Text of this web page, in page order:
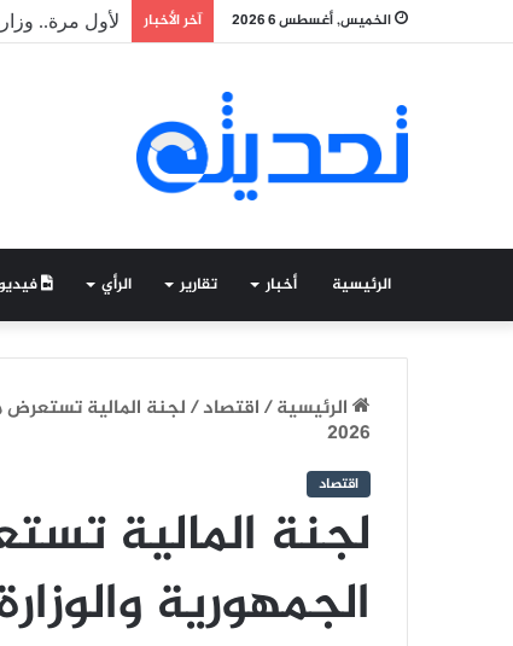
الخميس, أغسطس 6 2026 آخر الأخبار طلاب
الرئيسية أخبار تقارير الرأي
الرئيسية/اقتصاد/لجنة المالية تستعرض
2026
اقتصاد
لجنة المالية
الجمهورية